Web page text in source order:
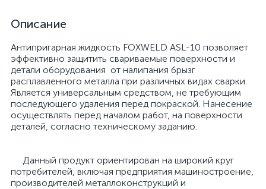
Описание
Антипригарная жидкость FOXWELD ASL-10 позволяет
эффективно защитить свариваемые поверхности и
детали оборудования от налипания брызг
расплавленного металла при различных видах сварки.
Является универсальным средством, не требующим
последующего удаления перед покраской. Нанесение
осуществлять перед началом работ, на поверхности
деталей, согласно техническому заданию.
Данный продукт ориентирован на широкий круг
потребителей, включая предприятия машиностроение,
производителей металлоконструкций и